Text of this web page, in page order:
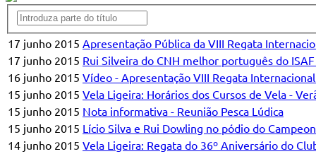
17 junho 2015 Apresentação Pública da VIII Regata
17 junho 2015 Rui Silveira do CNH melhor português do
16 junho 2015 Vídeo - Apresentação VIII Regata
15 junho 2015 Vela Ligeira: Horários dos Cursos de Vela -
15 junho 2015 Nota informativa - Reunião Pesca Lúdica
15 junho 2015 Lício Silva e Rui Dowling no pódio do
14 junho 2015 Vela Ligeira: Regata do 36º Aniversário do